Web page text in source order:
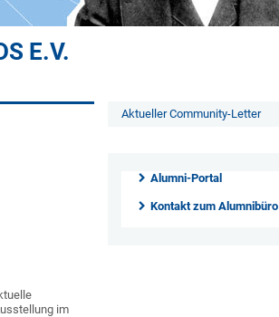
E.V.
im
Aktueller Community-Letter
Alumni-Portal
Kontakt zum Alumnibüro